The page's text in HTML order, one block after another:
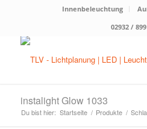
Innenbeleuchtung
02932 /
instalight Glow 1033
Du bist hier: Startseite / Produkte /